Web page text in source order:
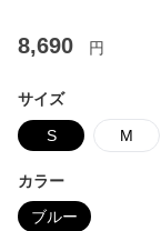
8,690 円
サイズ
S M
カラー
ブルー